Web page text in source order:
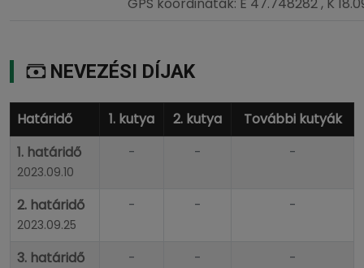
NEVEZÉSI DÍJAK
Határidő 1. kutya 2. kutya
További kutyák
1. határidő
2023.09.10
- - -
2. határidő
2023.09.25
- - -
3. határidő - - -